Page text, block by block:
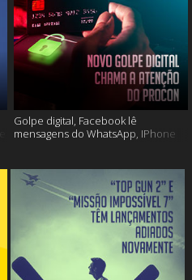
Golpe digital, Facebook lê
mensagens do WhatsApp, IPhone